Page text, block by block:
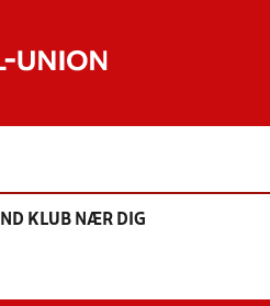
KLUB NÆR DIG